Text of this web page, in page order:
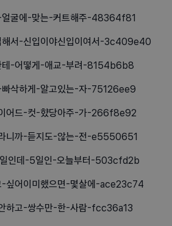
굴에-맞는-커트해주-48364f81
해서-신입이야신입이여서-3c409e40
테-어떻게-애교-부려-8154b6b8
삭하게-알고있는-자-75126ee9
어드-컷-햤당아주-가-266f8e92
니까-듣지도-않는-전-e5550651
인데-5일인-오늘부터-503cfd2b
-싶어이미했으면-몇살에-ace23c74
하고-쌍수만-한-사람-fcc36a13